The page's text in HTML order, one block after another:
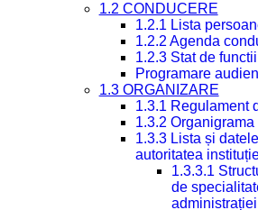
1.2 CONDUCERE
1.2.1 Lista
1.2.2 Agenda
1.2.3 Stat de functii
Programare
1.3 ORGANIZARE
1.3.1 Regulament
1.3.2 Organigrama
1.3.3 Lista și
autoritatea
1.3.3.1
de